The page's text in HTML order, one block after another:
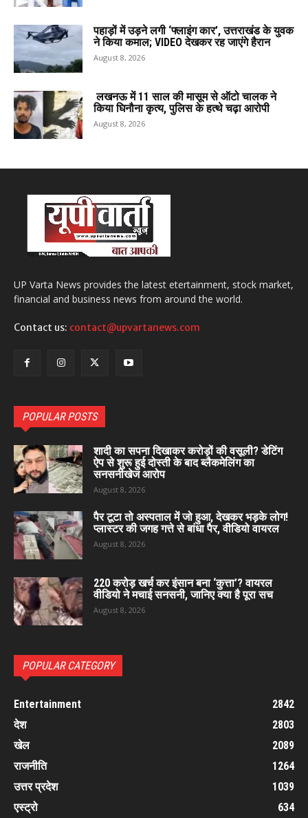
पहाड़ों में उड़ने लगी ‘फ्लाइंग कार’, उत्तराखंड के युवक
ने किया कमाल; VIDEO देखकर रह जाएंगे हैरान
August 8, 2026
लखनऊ में 11 साल की मासूम से ऑटो चालक ने
किया घिनौना कृत्य, पुलिस के हत्थे चढ़ा आरोपी
August 8, 2026
UP Varta News provides the latest etertainment, stock market,
financial and business news from around the world.
Contact us: contact@upvartanews.com
POPULAR POSTS
शादी का सपना दिखाकर करोड़ों की वसूली? डेटिंग
ऐप से शुरू हुई दोस्ती के बाद ब्लैकमेलिंग का
सनसनीखेज आरोप
August 8, 2026
पैर टूटा तो अस्पताल में जो हुआ, देखकर भड़के लोग!
प्लास्टर की जगह गत्ते से बांधा पैर, वीडियो वायरल
August 8, 2026
220 करोड़ खर्च कर इंसान बना ‘कुत्ता’? वायरल
वीडियो ने मचाई सनसनी, जानिए क्या है पूरा सच
August 8, 2026
POPULAR CATEGORY
Entertainment
2842
देश
2803
खेल
2089
राजनीति
1264
उत्तर प्रदेश
1039
एस्ट्रो
634